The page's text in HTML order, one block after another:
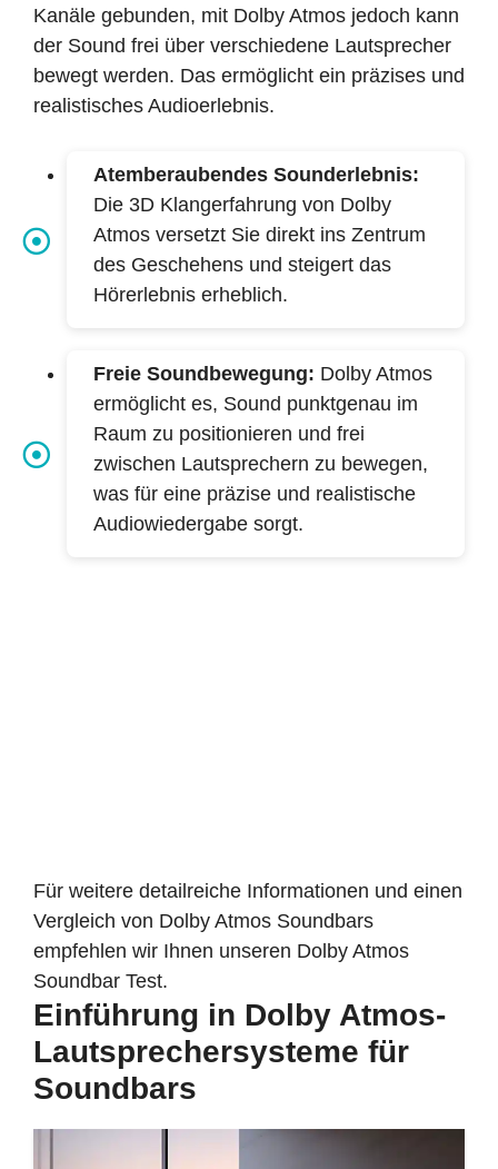
Kanäle gebunden, mit Dolby Atmos jedoch kann
der Sound frei über verschiedene Lautsprecher
bewegt werden. Das ermöglicht ein präzises und
realistisches Audioerlebnis.
Atemberaubendes Sounderlebnis:
Die 3D Klangerfahrung von Dolby
Atmos versetzt Sie direkt ins Zentrum
des Geschehens und steigert das
Hörerlebnis erheblich.
Freie Soundbewegung: Dolby Atmos
ermöglicht es, Sound punktgenau im
Raum zu positionieren und frei
zwischen Lautsprechern zu bewegen,
was für eine präzise und realistische
Audiowiedergabe sorgt.
Für weitere detailreiche Informationen und einen
Vergleich von Dolby Atmos Soundbars
empfehlen wir Ihnen unseren Dolby Atmos
Soundbar Test.
Einführung in Dolby Atmos-
Lautsprechersysteme für
Soundbars